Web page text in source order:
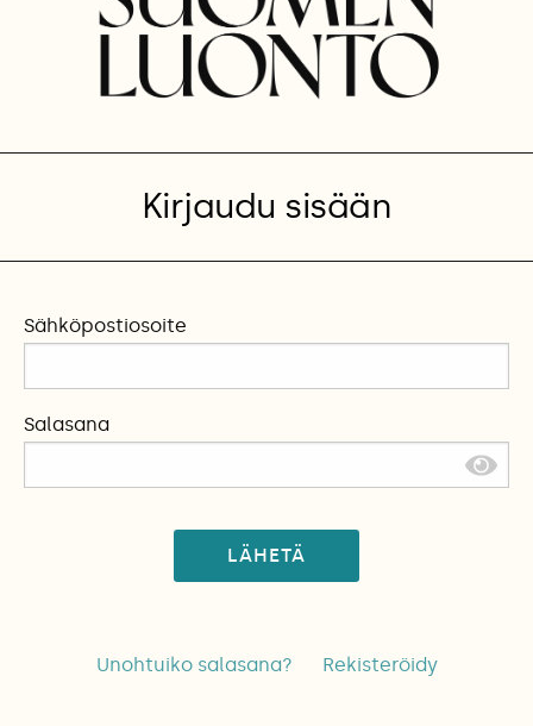
Kirjaudu sisään
Sähköpostiosoite
Salasana
LÄHETÄ
Unohtuiko salasana? Rekisteröidy